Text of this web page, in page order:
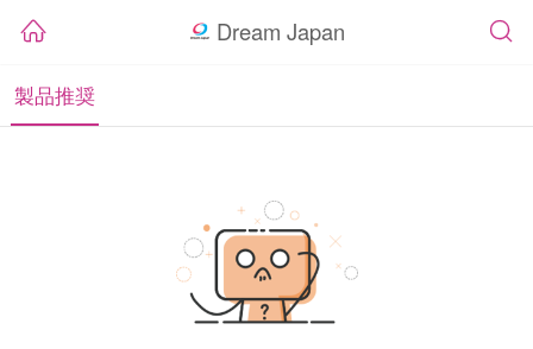
Dream Japan
製品推奨